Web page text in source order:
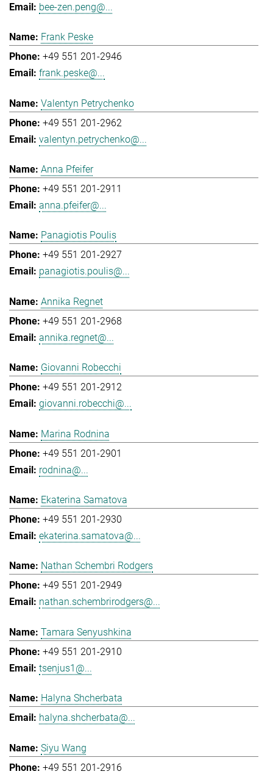
bee-zen.peng@...
Frank Peske
+49 551 201-2946
frank.peske@...
Valentyn Petrychenko
+49 551 201-2962
valentyn.petrychenko@...
Anna Pfeifer
+49 551 201-2911
anna.pfeifer@...
Panagiotis Poulis
+49 551 201-2927
panagiotis.poulis@...
Annika Regnet
+49 551 201-2968
annika.regnet@...
Giovanni Robecchi
+49 551 201-2912
giovanni.robecchi@...
Marina Rodnina
+49 551 201-2901
rodnina@...
Ekaterina Samatova
+49 551 201-2930
ekaterina.samatova@...
Nathan Schembri Rodgers
+49 551 201-2949
nathan.schembrirodgers@...
Tamara Senyushkina
+49 551 201-2910
tsenjus1@...
Halyna Shcherbata
halyna.shcherbata@...
Siyu Wang
+49 551 201-2916